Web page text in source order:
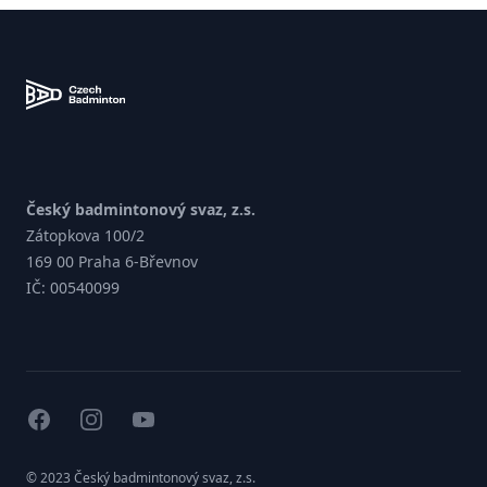
Český badmintonový svaz, z.s.
Zátopkova 100/2
169 00 Praha 6-Břevnov
IČ: 00540099
facebookinstagramyoutube
© 2023 Český badmintonový svaz, z.s.